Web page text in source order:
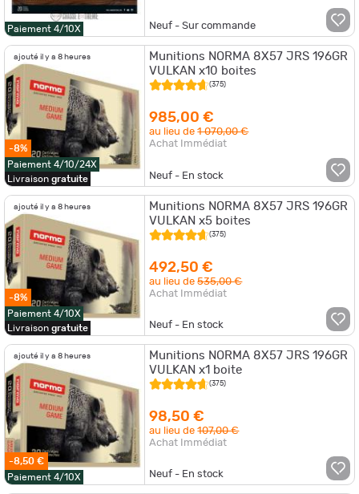
Paiement 4/10X Neuf - Sur commande
ajouté il y a 8 heures
-8%
Paiement 4/10/24X
Livraison gratuite
Munitions NORMA 8X57 JRS 196GR
VULKAN x10 boites
(375)
985,00 €
au lieu de1 070,00 €
Achat Immédiat
Neuf - En stock
ajouté il y a 8 heures
-8%
Paiement 4/10X
Livraison gratuite
Munitions NORMA 8X57 JRS 196GR
VULKAN x5 boites
(375)
492,50 €
au lieu de535,00 €
Achat Immédiat
Neuf - En stock
ajouté il y a 8 heures
-8,50 €
Paiement 4/10X
Munitions NORMA 8X57 JRS 196GR
VULKAN x1 boite
(375)
98,50 €
au lieu de107,00 €
Achat Immédiat
Neuf - En stock